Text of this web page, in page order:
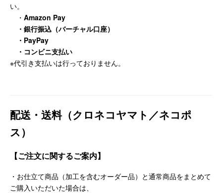
い。
・ Amazon Pay
・銀行振込（バーチャル口座）
・ PayPay
・コンビニ支払い
※代引き支払いは行っておりません。
配送・送料（クロネコヤマト／ネコポ
ス）
【ご注文に関するご案内】
・お仕立て商品（加工を含むオーダー品）と通常商品をまとめて
ご購入いただいた場合は、